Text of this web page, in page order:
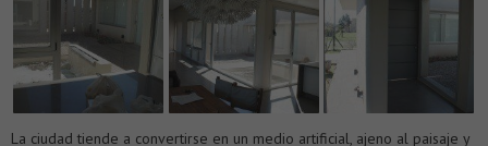
La ciudad tiende a convertirse en un medio artificial, ajeno al paisaje y